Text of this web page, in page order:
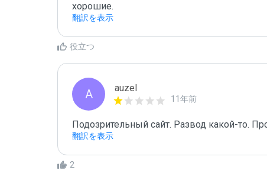
хорошие.
翻訳を表示
役立つ
A auzel
11年前
Подозрительный сайт. Развод какой-то.
翻訳を表示
2